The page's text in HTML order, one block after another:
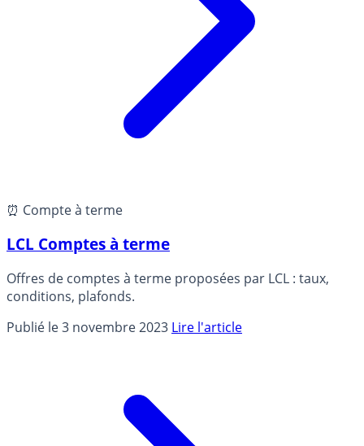
⏰ Compte à terme
LCL Comptes à terme
Offres de comptes à terme proposées par LCL : taux,
conditions, plafonds.
Publié le 3 novembre 2023 Lire l'article